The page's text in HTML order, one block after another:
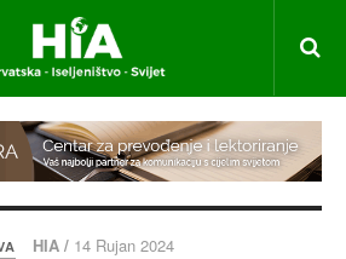
HIA / 14 Rujan 2024